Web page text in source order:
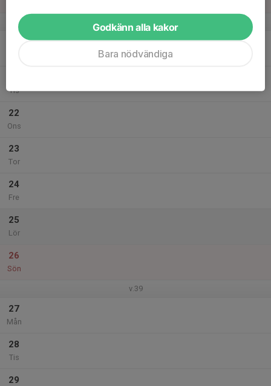
v.38
Tis
22
Ons
23
Tor
24
Fre
25
Lör
26
Sön
v.39
27
Mån
28
Tis
29
Godkänn alla kakor
Bara nödvändiga